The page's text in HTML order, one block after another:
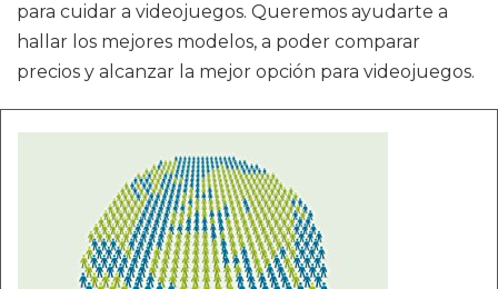
para cuidar a videojuegos. Queremos ayudarte a
hallar los mejores modelos, a poder comparar
precios y alcanzar la mejor opción para videojuegos.